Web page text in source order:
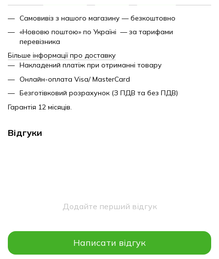
Самовивіз з нашого магазину — безкоштовно
«Нововю поштою» по Україні — за тарифами
перевізника
Більше інформації про доставку
Накладений платіж при отриманні товару
Онлайн-оплата Visa/ MasterCard
Безготівковий розрахунок (З ПДВ та без ПДВ)
Гарантія 12 місяців.
Відгуки
Додайте перший відгук
Написати відгук